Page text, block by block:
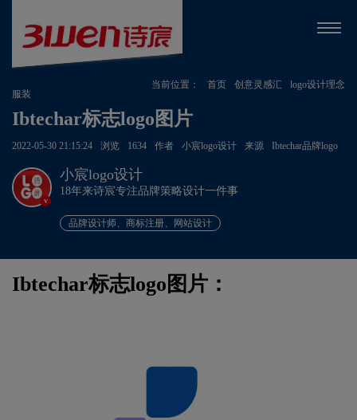
当前位置： 首页 创意灵感汇
logo设计理念
服装
Ibtechar标志logo图片
2022-05-30 21:15:24 浏览 1634 作者 小宸logo设计 来源 Ibtechar品牌logo
v
小宸logo设计
18年来诗宸专注品牌策略设计一件事
品牌设计师、商标注册、网站设计
Ibtechar标志logo图片：